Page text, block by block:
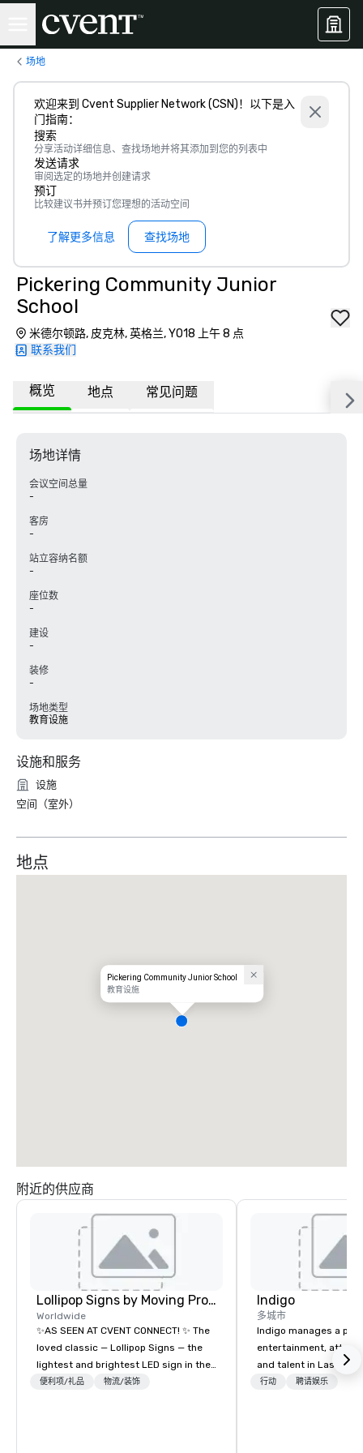
场地
欢迎来到 Cvent Supplier Network (CSN)！以下是入
门指南：
搜索
分享活动详细信息、查找场地并将其添加到您的列表中
发送请求
审阅选定的场地并创建请求
预订
比较建议书并预订您理想的活动空间
了解更多信息 查找场地
Pickering Community Junior
School
米德尔顿路, 皮克林, 英格兰, YO18 上午 8 点
联系我们
概览 地点 常见问题
场地详情
会议空间总量
-
客房
-
站立容纳名额
-
座位数
-
建设
-
装修
-
场地类型
教育设施
设施和服务
设施
空间（室外）
地点
Pickering Community Junior School
教育设施
附近的供应商
Lollipop Signs by Moving Products
Worldwide
✨AS SEEN AT CVENT CONNECT! ✨ The
loved classic — Lollipop Signs — the
lightest and brightest LED sign in the
world • Open Seats in Dark
便利项/礼品 物流/装饰
Indigo
多城市
Indigo manages a
entertainment,
and talent in Las
and Atlantic City. We
行动 聘请娱乐